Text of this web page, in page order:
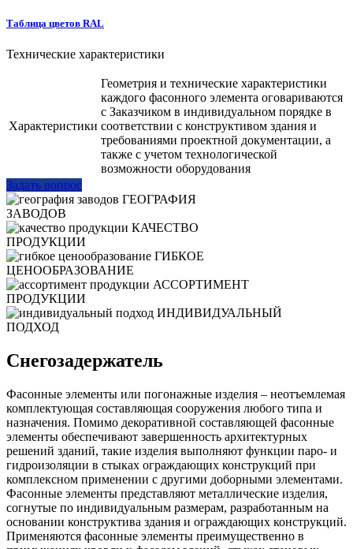
Таблица цветов RAL
Технические характеристики
Характеристики
Геометрия и технические характеристики
каждого фасонного элемента оговариваются
с Заказчиком в индивидуальном порядке в
соответствии с конструктивом здания и
требованиями проектной документации, а
также с учетом технологической
возможности оборудования
Задать вопрос
ГЕОГРАФИЯ
ЗАВОДОВ
КАЧЕСТВО
ПРОДУКЦИИ
ГИБКОЕ
ЦЕНООБРАЗОВАНИЕ
АССОРТИМЕНТ
ПРОДУКЦИИ
ИНДИВИДУАЛЬНЫЙ
ПОДХОД
Снегозадержатель
Фасонные элементы или погонажные изделия – неотъемлемая
комплектующая составляющая сооружения любого типа и
назначения. Помимо декоративной составляющей фасонные
элементы обеспечивают завершенность архитектурных
решений зданий, такие изделия выполняют функции паро- и
гидроизоляции в стыках ограждающих конструкций при
комплексном применении с другими доборными элементами.
Фасонные элементы представляют металлические изделия,
согнутые по индивидуальным размерам, разработанным на
основании конструктива здания и ограждающих конструкций.
Применяются фасонные элементы преимущественно в